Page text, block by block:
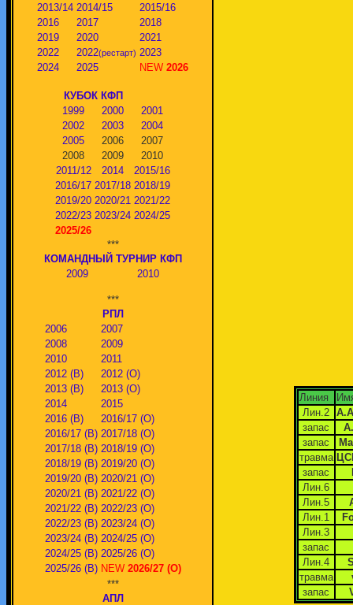
2013/14 2014/15
2015/16
2016
2017
2018
2019
2020
2021
2022
2022(рестарт) 2023
2024
2025 NEW 2026
КУБОК КФП
1999
2000
2001
2002
2003
2004
2005
2006
2007
2008
2009
2010
2011/12
2014
2015/16
2016/17 2017/18 2018/19
2019/20 2020/21 2021/22
2022/23 2023/24 2024/25
2025/26
***
КОМАНДНЫЙ ТУРНИР КФП
2009
2010
***
РПЛ
2006
2007
2008
2009
2010
2011
2012 (В)
2012 (О)
2013 (В)
2013 (О)
2014
2015
2016 (В)
2016/17 (О)
2016/17 (В) 2017/18 (О)
2017/18 (В) 2018/19 (О)
2018/19 (В) 2019/20 (О)
2019/20 (В) 2020/21 (О)
2020/21 (В) 2021/22 (О)
2021/22 (В) 2022/23 (О)
2022/23 (В) 2023/24 (О)
2023/24 (В) 2024/25 (О)
2024/25 (В) 2025/26 (О)
2025/26 (В) NEW 2026/27 (О)
***
АПЛ
Линия
Лин.2
запас
запас
травма
запас
Лин.6
Лин.5
Лин.1
Лин.3
запас
Лин.4
травма
запас